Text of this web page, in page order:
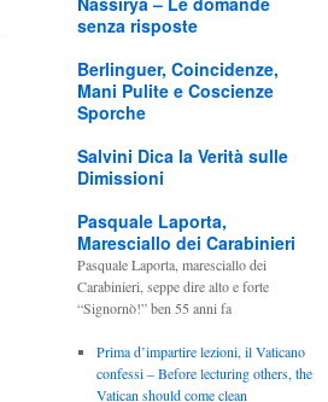
senza risposte
Berlinguer, Coincidenze,
Mani Pulite e Coscienze
Sporche
Salvini Dica la Verità sulle
Dimissioni
Pasquale Laporta,
Maresciallo dei Carabinieri
Pasquale Laporta, maresciallo dei
Carabinieri, seppe dire alto e forte
“Signornò!” ben 55 anni fa
Prima d’impartire lezioni, il Vaticano
confessi – Before lecturing others, the
Vatican should come clean